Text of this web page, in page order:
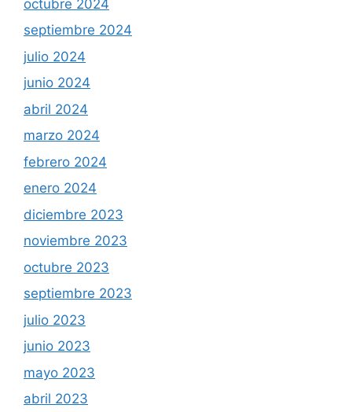
octubre 2024
septiembre 2024
julio 2024
junio 2024
abril 2024
marzo 2024
febrero 2024
enero 2024
diciembre 2023
noviembre 2023
octubre 2023
septiembre 2023
julio 2023
junio 2023
mayo 2023
abril 2023